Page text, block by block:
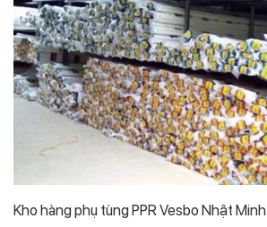
Kho hàng phụ tùng PPR Vesbo Nhật Minh